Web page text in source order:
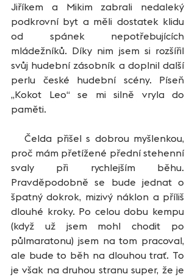
Jiříkem a Mikim zabrali nedaleký
podkrovní byt a měli dostatek klidu
od spánek nepotřebujících
mládežníků. Díky nim jsem si rozšířil
svůj hudební zásobník a doplnil další
perlu české hudební scény. Píseň
„Kokot Leo“ se mi silně vryla do
paměti.
   Čelda přišel s dobrou myšlenkou,
proč mám přetížené přední stehenní
svaly při rychlejším běhu.
Pravděpodobně se bude jednat o
špatný dokrok, mizivý náklon a příliš
dlouhé kroky. Po celou dobu kempu
(když už jsem mohl chodit po
půlmaratonu) jsem na tom pracoval,
ale bude to běh na dlouhou trať. To
je však na druhou stranu super, že je